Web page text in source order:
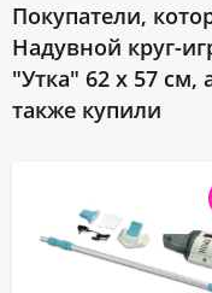
Покупатели,
Надувной круг-
"Утка" 62 x 57 см,
также купили